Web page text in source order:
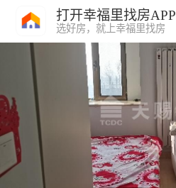
打开幸福里找房APP
选好房，就上幸福里找房